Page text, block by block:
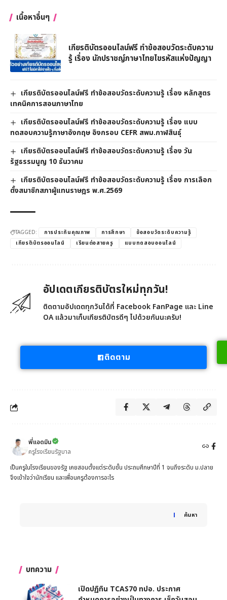
เนื้อหาอื่นๆ
เกียรติบัตรออนไลน์ฟรี ทำข้อสอบวัดระดับความ
รู้ เรื่อง นักปราชญ์ภาษาไทยไขรหัสแห่งปัญญา
เกียรติบัตรออนไลน์ฟรี ทำข้อสอบวัดระดับความรู้ เรื่อง หลักสูตร
เทคนิคการสอนภาษาไทย
เกียรติบัตรออนไลน์ฟรี ทำข้อสอบวัดระดับความรู้ เรื่อง แบบ
ทดสอบความรู้ภาษาอังกฤษ อิงกรอบ CEFR สพม.กาฬสินธุ์
เกียรติบัตรออนไลน์ฟรี ทำข้อสอบวัดระดับความรู้ เรื่อง วัน
รัฐธรรมนูญ 10 ธันวาคม
เกียรติบัตรออนไลน์ฟรี ทำข้อสอบวัดระดับความรู้ เรื่อง การเลือก
ตั้งสมาชิกสภาผู้แทนราษฎร พ.ศ.2569
TAGGED: การประกันคุณภาพ การศึกษา
ข้อสอบวัดระดับความรู้
เกียรติบัตรออนไลน์
เรียนต่อสายครู แบบทดสอบออนไลน์
อัปเดตเกียรติบัตรใหม่ทุกวัน!
ติดตามอัปเดตทุกวันได้ที่ Facebook FanPage และ Line
OA แล้วมาเก็บเกียรติบัตรดีๆ ไปด้วยกันนะครับ!
ติดตาม
พี่แอดมิน
ครูโรงเรียนรัฐบาล
เป็นครูในโรงเรียนของรัฐ เคยสอนตั้งแต่ระดับชั้น ประถมศึกษาปีที่ 1 จนถึงระดับ ม.ปลาย
จึงเข้าใจว่านักเรียน และเพื่อนครูต้องการอะไร
ค้นหา
When autocomplete results are available use up and
บทความ
เปิดปฏิทิน TCAS70 ทปอ. ประกาศ